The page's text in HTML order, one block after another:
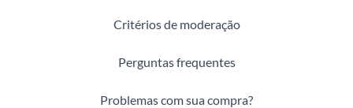
Critérios de moderação
Perguntas frequentes
Problemas com sua compra?